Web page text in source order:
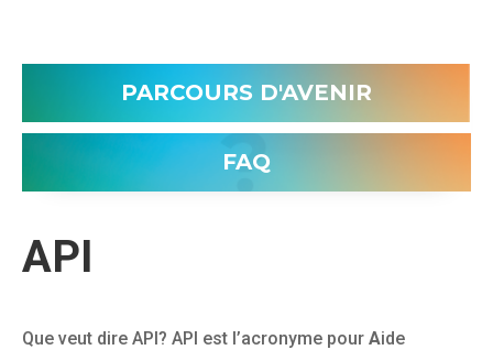
PARCOURS D'AVENIR
FAQ
API
Que veut dire API? API est l’acronyme pour Aide